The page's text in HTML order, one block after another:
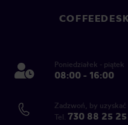
Poniedziałek - piątek
08:00 - 16:00
Zadzwoń, by
Tel. 730 88 25 25